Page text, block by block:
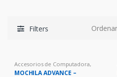
Filters
Accesorios de Computadora,
Mochila Notebook
MOCHILA ADVANCE –